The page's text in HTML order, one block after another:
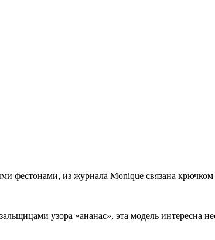
из журнала Monique связана
узора «ананас», эта модель